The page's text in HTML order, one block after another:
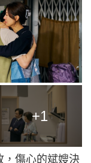
+1
，傷心的斌嫂決